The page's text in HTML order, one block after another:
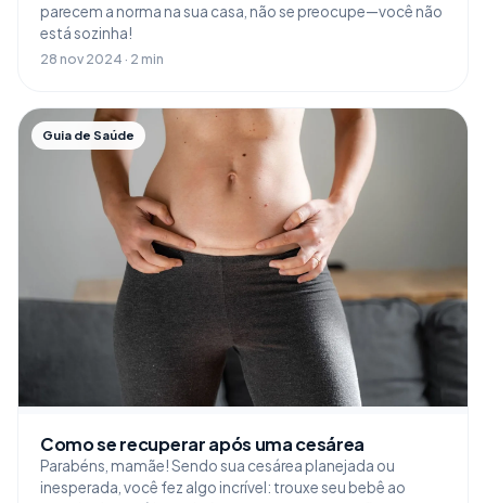
parecem a norma na sua casa, não se preocupe—você não
está sozinha!
28 nov 2024 · 2 min
Guia de Saúde
Como se recuperar após uma cesárea
Parabéns, mamãe! Sendo sua cesárea planejada ou
inesperada, você fez algo incrível: trouxe seu bebê ao